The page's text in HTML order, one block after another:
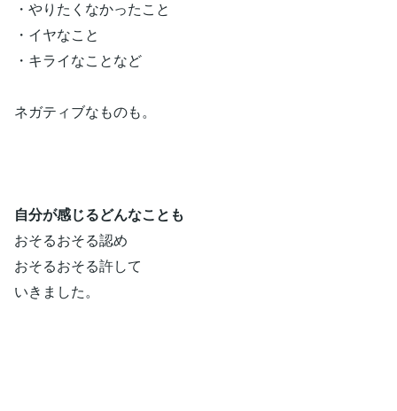
・やりたくなかったこと
・イヤなこと
・キライなことなど
ネガティブなものも。
自分が感じるどんなことも
おそるおそる認め
おそるおそる許して
いきました。